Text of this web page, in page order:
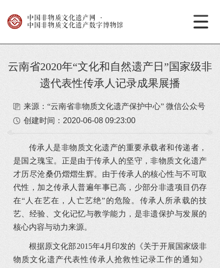
中国非物质文化遗产网
·
中国非物质文化遗产数字博物馆
云南省2020年“文化和自然遗产日”国家级非
遗代表性传承人记录成果展播
来源：“云南省非物质文化遗产保护中心” 微信公众号
创建时间： 2020-06-08 09:23:00
传承人是非物质文化遗产的重要承载者和传递者，
是国之瑰宝。正是由于传承人的坚守，非物质文化遗产
才历尽沧桑仍熠熠生辉。由于传承人的核心性与不可取
代性，加之传承人普遍年事已高，少部分非遗项目仍存
在“人在艺在，人亡艺绝”的危险。传承人所承载的技
艺、经验、文化记忆与教学能力，是非遗保护与发展的
核心内容与动力来源。
根据原文化部2015年4月印发的《关于开展国家级非
物质文化遗产代表性传承人抢救性记录工作的通知》